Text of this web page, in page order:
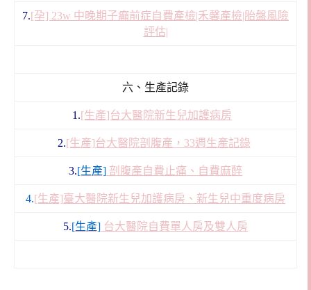
7.[孕] 23w 中晚期子癲前症自費產檢|禾馨產檢|胎盤風險
評估|
六、生產記錄
1.[生產]台大醫院新生兒加護病房
2.[生產]台大醫院剖腹產，33週生產記錄
3.[生產] 剖腹產自費止痛、自費麻醉
4.[生產]臺大醫院新生兒加護病房、新生兒中重度病房
5.[生產] 台大醫院自費單人房及雙人房